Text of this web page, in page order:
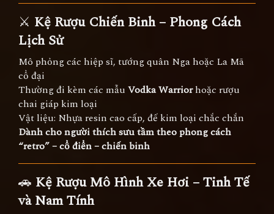
⚔️ Kệ Rượu Chiến Binh – Phong Cách
Lịch Sử
Mô phỏng các hiệp sĩ, tướng quân Nga hoặc La Mã
cổ đại
Thường đi kèm các mẫu Vodka Warriorhoặc rượu
chai giáp kim loại
Vật liệu: Nhựa resin cao cấp, đế kim loại chắc chắn
Dành cho người thích sưu tầm theo phong cách
“retro” – cổ điển – chiến binh
🚗 Kệ Rượu Mô Hình Xe Hơi – Tinh Tế
và Nam Tính